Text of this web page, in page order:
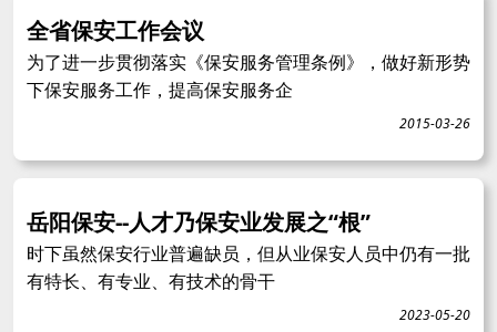
全省保安工作会议
为了进一步贯彻落实《保安服务管理条例》，做好新形势
下保安服务工作，提高保安服务企
2015-03-26
岳阳保安--人才乃保安业发展之“根”
时下虽然保安行业普遍缺员，但从业保安人员中仍有一批
有特长、有专业、有技术的骨干
2023-05-20